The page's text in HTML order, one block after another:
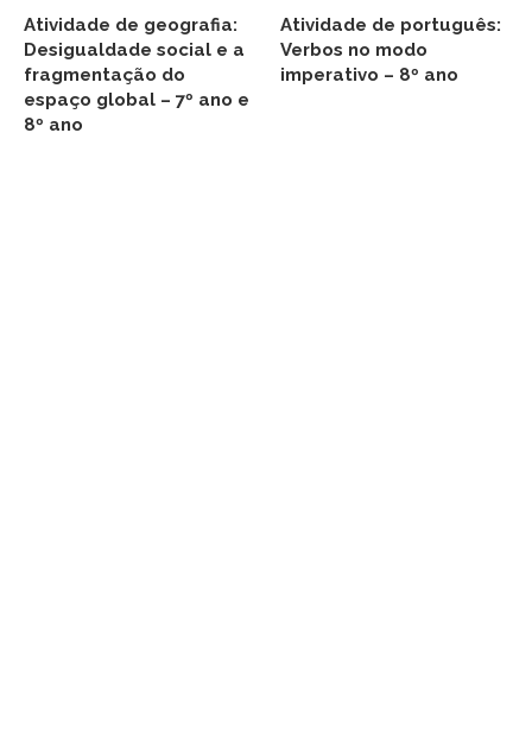
Atividade de geografia:
Desigualdade social e a
fragmentação do
espaço global – 7º ano e
8º ano
Atividade de português:
Verbos no modo
imperativo – 8º ano